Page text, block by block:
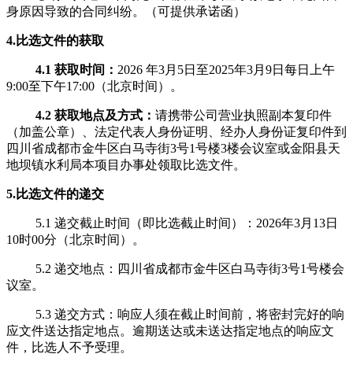
身原因导致的合同纠纷。（可提供承诺函）
4.比选文件的获取
4.1 获取时间： 2026 年3月5日至2025年3月9日每日上午
9:00至下午17:00 （北京时间）。
4.2 获取地点及方式：请携带公司营业执照副本复印件
（加盖公章）、法定代表人身份证明、经办人身份证复印件到
四川省成都市金牛区白马寺街3号1号楼3楼会议室或金阳县天
地坝镇水利局本项目办事处领取比选文件。
5.比选文件的递交
5.1 递交截止时间（即比选截止时间）：2026年3月13日
10时00分（北京时间）。
5.2 递交地点： 四川省成都市金牛区白马寺街3号1号楼会
议室。
5.3 递交方式：响应人须在截止时间前，将密封完好的响
应文件送达指定地点。逾期送达或未送达指定地点的响应文
件，比选人不予受理。